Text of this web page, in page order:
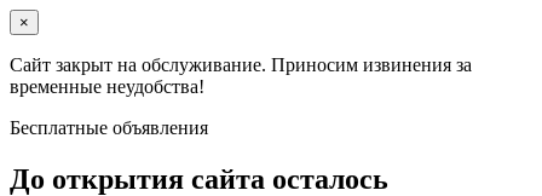
×
Сайт закрыт на обслуживание. Приносим извинения за
временные неудобства!
Бесплатные объявления
До открытия сайта осталось